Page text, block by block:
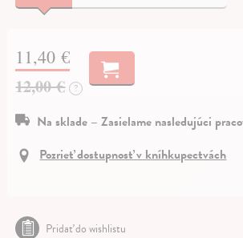
11,40 €
12,00 € ?
Na sklade – Zasielame nasledujúci
Pozrieť dostupnosť v kníhkupectvách
Pridať do wishlistu